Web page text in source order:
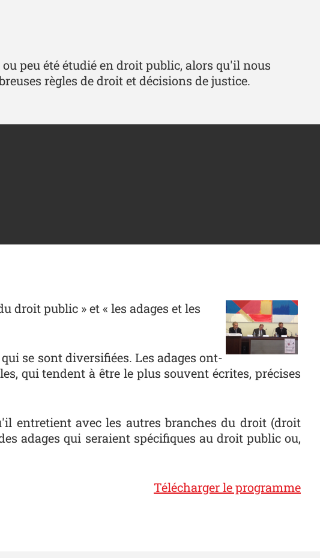
peu été étudié en droit public, alors qu'il nous
règles de droit et décisions de justice.
Photo
droit public » et « les adages et les
se sont diversifiées. Les adages ont-
qui tendent à être le plus souvent écrites, précises
entretient avec les autres branches du droit (droit
adages qui seraient spécifiques au droit public ou,
Télécharger le programme